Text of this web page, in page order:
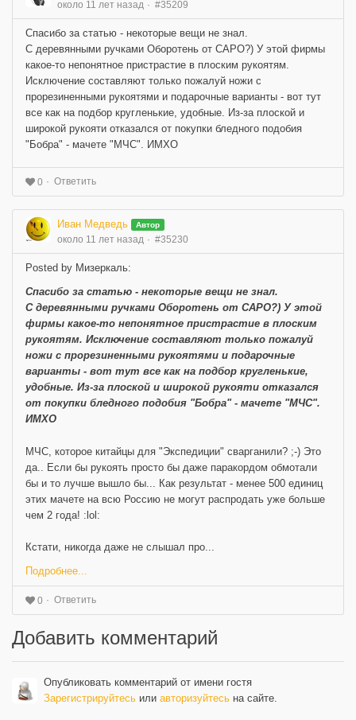
около 11 лет назад #35209
Спасибо за статью - некоторые вещи не знал.
С деревянными ручками Оборотень от САРО?) У этой фирмы
какое-то непонятное пристрастие в плоским рукоятям.
Исключение составляют только пожалуй ножи с
прорезиненными рукоятями и подарочные варианты - вот тут
все как на подбор кругленькие, удобные. Из-за плоской и
широкой рукояти отказался от покупки бледного подобия
"Бобра" - мачете "МЧС". ИМХО
0 Ответить
Иван Медведь Автор
около 11 лет назад #35230
Posted by Мизеркаль:
Спасибо за статью - некоторые вещи не знал.
С деревянными ручками Оборотень от САРО?) У этой
фирмы какое-то непонятное пристрастие в плоским
рукоятям. Исключение составляют только пожалуй
ножи с прорезиненными рукоятями и подарочные
варианты - вот тут все как на подбор кругленькие,
удобные. Из-за плоской и широкой рукояти отказался
от покупки бледного подобия "Бобра" - мачете "МЧС".
ИМХО
МЧС, которое китайцы для "Экспедиции" сварганили? ;-) Это
да.. Если бы рукоять просто бы даже паракордом обмотали
бы и то лучше вышло бы... Как результат - менее 500 единиц
этих мачете на всю Россию не могут распродать уже больше
чем 2 года! :lol:
Кстати, никогда даже не слышал про...
Подробнее...
0 Ответить
Добавить комментарий
Опубликовать комментарий от имени гостя
Зарегистрируйтесь или авторизуйтесь на сайте.